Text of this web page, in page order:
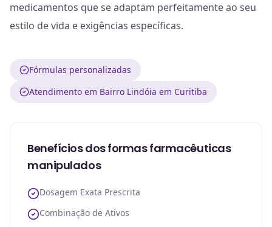
medicamentos que se adaptam perfeitamente ao seu
estilo de vida e exigências específicas.
Fórmulas personalizadas
Atendimento em Bairro Lindóia em Curitiba
Benefícios dos formas farmacêuticas
manipulados
Dosagem Exata Prescrita
Combinação de Ativos